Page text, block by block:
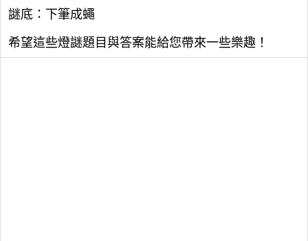
謎底：下筆成蠅
希望這些燈謎題目與答案能給您帶來一些樂趣！